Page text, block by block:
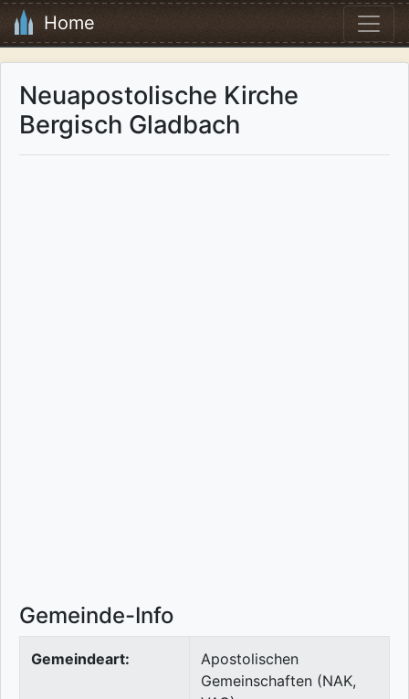
Home
Neuapostolische Kirche
Bergisch Gladbach
Gemeinde-Info
Gemeindeart:
Apostolischen
Gemeinschaften (NAK,